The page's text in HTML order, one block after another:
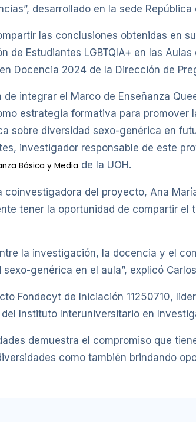
desarrollado en la sede
las conclusiones obtenidas en
de Estudiantes LGBTQIA+ en las
Docencia 2024 de la Dirección de
integrar el Marco de Enseñanza
estrategia formativa para promover
sobre diversidad sexo-genérica en
investigador responsable de este
Básica y Media de la UOH.
del proyecto, Ana
tener la oportunidad de compartir el
la investigación, la docencia y el
genérica en el aula”, explicó
Fondecyt de Iniciación 11250710,
Instituto Interuniversitario en
demuestra el compromiso que
como también brindando